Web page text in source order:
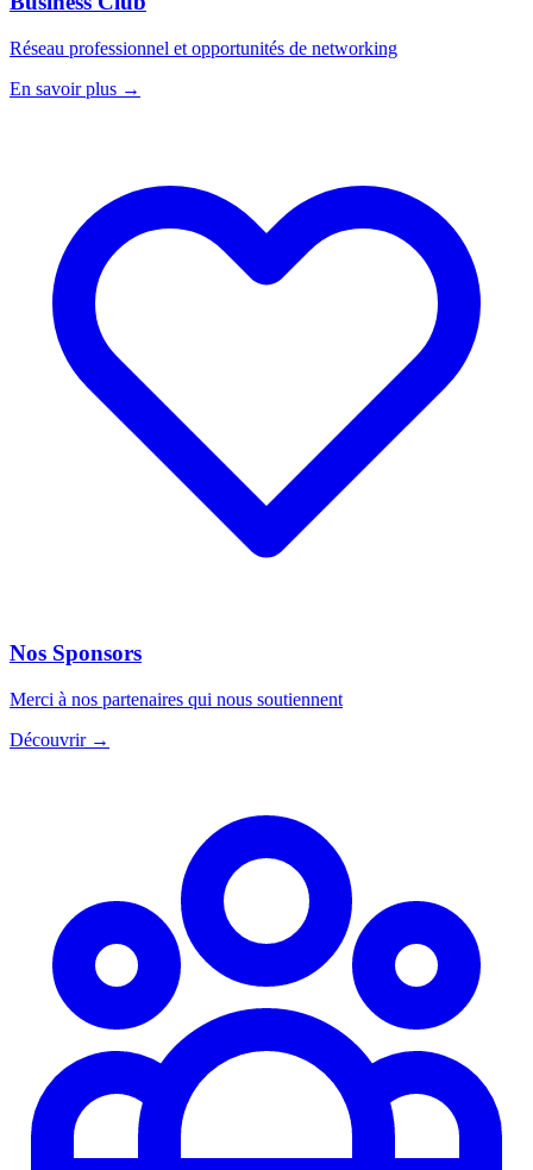
Réseau professionnel et opportunités de networking
En savoir plus →
Nos Sponsors
Merci à nos partenaires qui nous soutiennent
Découvrir→